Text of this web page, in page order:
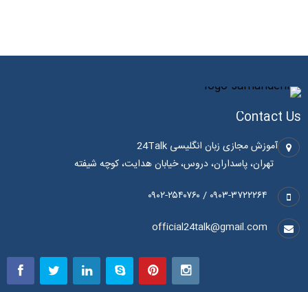
Contact Us
آموزش مجازی زبان انگلیسی 24Talk
تهران، پاسداران، دروس، خیابان هدایت، کوچه شیفته
۰۹۰۳-۳۷۲۲۲۶۴ / ۰۹۰۲-۲۵۴۰۷۶۰
official24talk@gmail.com